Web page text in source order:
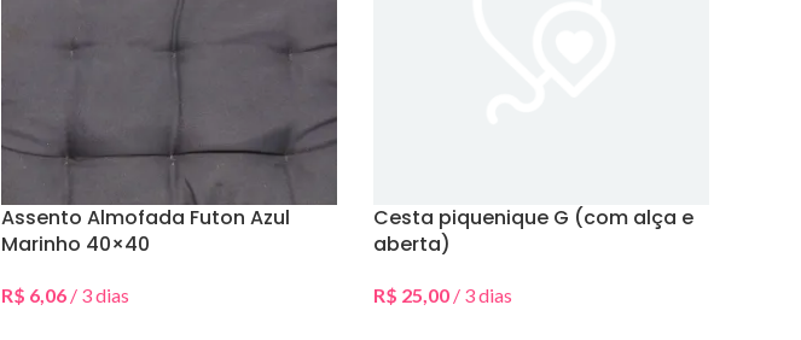
Assento Almofada Futon Azul
Marinho 40×40
R$ 6,06 / 3 dias
Cesta piquenique G (com alça e
aberta)
R$ 25,00 / 3 dias